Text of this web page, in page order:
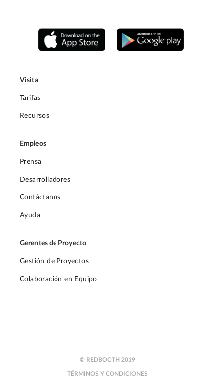
Visita
Tarifas
Recursos
Empleos
Prensa
Desarrolladores
Contáctanos
Ayuda
Gerentes de Proyecto
Gestión de Proyectos
Colaboración en Equipo
© REDBOOTH 2019
TÉRMINOS Y CONDICIONES